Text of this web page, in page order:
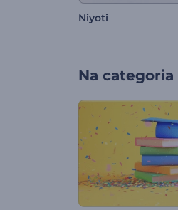
Niyoti
Na categoria